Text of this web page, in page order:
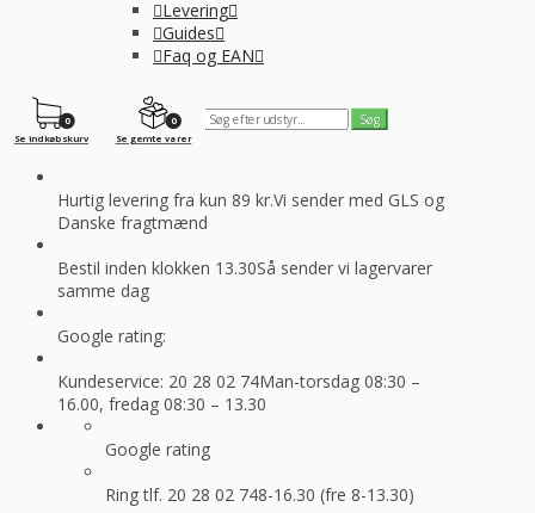
Levering
Guides
Faq og EAN
0
Se gemte varer
0
Se indkøbskurv
Hurtig levering fra kun 89 kr.Vi sender med GLS og
Danske fragtmænd
Bestil inden klokken 13.30Så sender vi lagervarer
samme dag
Google rating:
Kundeservice: 20 28 02 74Man-torsdag 08:30 –
16.00, fredag 08:30 – 13.30
Google rating
Ring tlf. 20 28 02 748-16.30 (fre 8-13.30)